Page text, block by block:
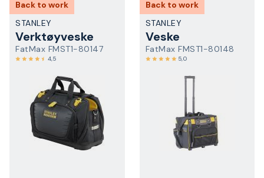
Back to work
STANLEY
Verktøyveske
FatMax FMST1-80147
4,5
Back to work
STANLEY
Veske
FatMax FMST1-80148
5,0